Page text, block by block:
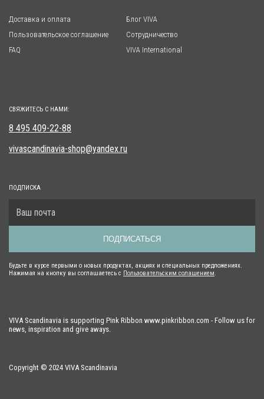
VIVA Scandinavia is supporting Pink Ribbon www.pinkribbon.com - Follow us for
news, inspiration and give aways.
Copyright © 2024 VIVA Scandinavia
Доставка и оплата
Пользовательское соглашение
FAQ
Блог VIVA
Сотрудничество
VIVA International
СВЯЖИТЕСЬ С НАМИ:
8 495 409-22-88
vivascandinavia-shop@yandex.ru
ПОДПИСКА
ПОДПИСАТЬСЯ
Будьте в курсе первыми о новых продуктах, акциях и специальных предложениях.
Нажимая на кнопку вы соглашаетесь с Пользовательским солашением.